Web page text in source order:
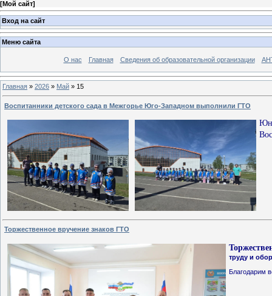
[Мой сайт]
Вход на сайт
Меню сайта
О нас Главная Сведения об образовательной организации
Главная » 2026 » Май » 15
Воспитанники детского сада в Межгорье Юго‑Западном выполнили ГТО
Торжественное вручение знаков ГТО
труду и
Благодарим